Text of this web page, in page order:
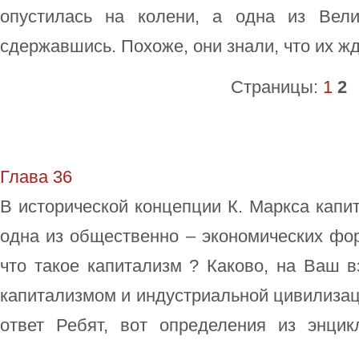
опустилась на колени, а одна из
сдержавшись. Похоже, они знали, что их
Страницы: 1 2
Глава 36
В исторической концепции К. Маркса
одна из общественно – экономических
что такое капитализм ? Каково, на Ваш
капитализмом и индустриальной
ответ Ребят, вот определения из